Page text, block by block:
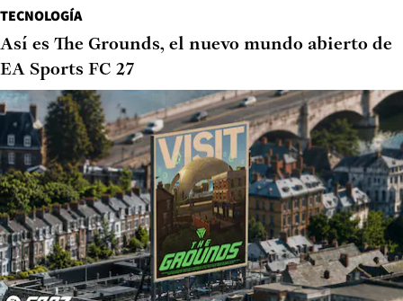
TECNOLOGÍA
Así es The Grounds, el nuevo mundo abierto de
EA Sports FC 27